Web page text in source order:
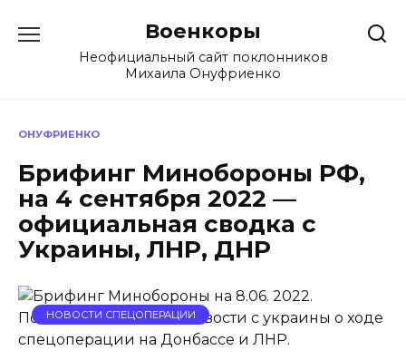
содержанию
Военкоры
Неофициальный сайт поклонников
Михаила Онуфриенко
ОНУФРИЕНКО
Брифинг Минобороны РФ,
на 4 сентября 2022 —
официальная сводка с
Украины, ЛНР, ДНР
НОВОСТИ СПЕЦОПЕРАЦИИ